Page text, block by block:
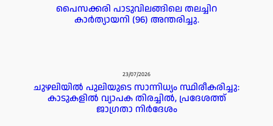
പൈസക്കരി പാടുവിലങ്ങിലെ തലച്ചിറ
കാർത്യായനി (96) അന്തരിച്ചു.
23/07/2026
ചുഴലിയിൽ പുലിയുടെ സാന്നിധ്യം സ്ഥിരീകരിച്ചു:
കാടുകളിൽ വ്യാപക തിരച്ചിൽ, പ്രദേശത്ത്
ജാഗ്രതാ നിർദേശം